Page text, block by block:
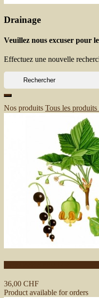
Drainage
Veuillez nous excuser pour
Effectuez une nouvelle
Nos produits Tous les produits
36,00 CHF
Product available for orders